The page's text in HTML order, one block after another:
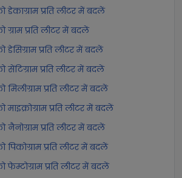
डेकाग्राम प्रति लीटर में बदलें
ग्राम प्रति लीटर में बदलें
डेसिग्राम प्रति लीटर में बदलें
सेंटिग्राम प्रति लीटर में बदलें
मिलीग्राम प्रति लीटर में बदलें
माइक्रोग्राम प्रति लीटर में बदलें
नैनोग्राम प्रति लीटर में बदलें
पिकोग्राम प्रति लीटर में बदलें
फेम्टोग्राम प्रति लीटर में बदलें